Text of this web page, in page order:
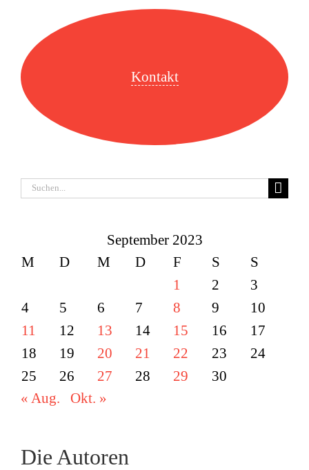
Kontakt
Suche
September 2023
M
D M D F S
S
1
2
3
4
5 6 7 8 9
10
11
12 13 14 15 16
17
18
19 20 21 22 23
24
25
26 27 28 29
30
« Aug.
Okt. »
Die Autoren